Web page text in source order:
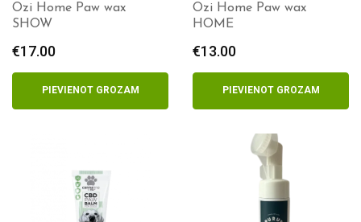
Ozi Home Paw wax
SHOW
€17.00
PIEVIENOT GROZAM
Ozi Home Paw wax
HOME
€13.00
PIEVIENOT GROZAM